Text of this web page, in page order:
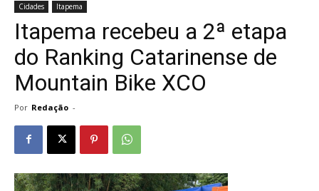
Cidades Itapema
Itapema recebeu a 2ª etapa
do Ranking Catarinense de
Mountain Bike XCO
Por Redação -